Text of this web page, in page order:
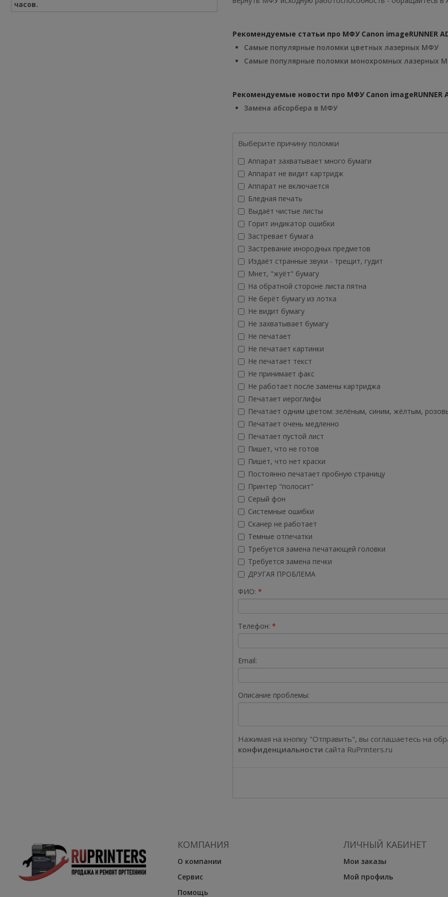
часов.
Рекомендуемые статьи про МФУ Canon imageRUNNER
Самые популярные поломки цветных лазерных МФУ
Самые популярные поломки монохромных лазерных
Рекомендуемые новости про МФУ Canon imageRUNNER
Замена абсорбера в МФУ
Выберите причину поломки
Аппарат захватывает много бумаги
Аппарат не видит картридж
Аппарат не включается
Бледная печать
Выдаёт чистые листы
Горит индикатор ошибки
Застревает бумага
Застревание инородных предметов
Издаёт странные звуки - трещит, гудит
Мнет, "жуёт" бумагу
На обратной стороне листа пятна
Не берёт бумагу из лотка
Не видит бумагу
Не захватывает бумагу
Не печатает
Не печатает картинки
Не печатает текст
Не принимает факс
Не работает после замены картриджа
Печатает иероглифы
Печатает одним цветом: зелёным, синим, жёлтым,
Печатает очень медленно
Печатает пустой лист
Пишет, что не готов
Пишет, что нет краски
Постоянно печатает пробную страницу
Принтер "полосит"
Серый фон
Системные ошибки
Сканер не работает
Темные отпечатки
Требуется замена печатающей головки
Требуется замена печки
ДРУГАЯ ПРОБЛЕМА
ФИО:
Телефон:
Email:
Описание проблемы:
Нажимая на кнопку "Отправить", вы соглашаетесь на
конфиденциальности сайта RuPrinters.ru
КОМПАНИЯ
О компании
Сервис
Помощь
ЛИЧНЫЙ КАБИНЕТ
Мои заказы
Мой профиль